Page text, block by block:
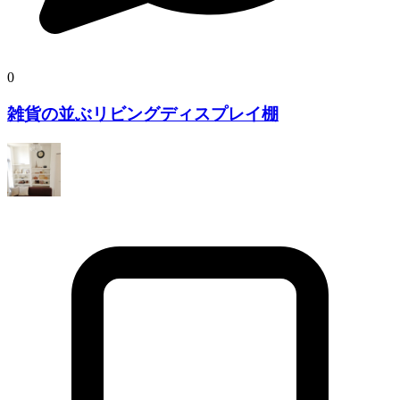
0
雑貨の並ぶリビングディスプレイ棚